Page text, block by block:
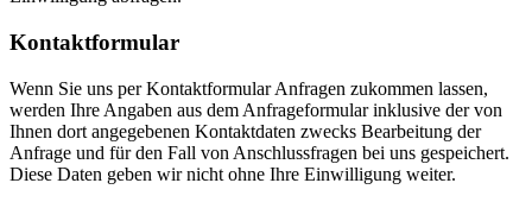
Kontaktformular
Wenn Sie uns per Kontaktformular Anfragen zukommen lassen,
werden Ihre Angaben aus dem Anfrageformular inklusive der von
Ihnen dort angegebenen Kontaktdaten zwecks Bearbeitung der
Anfrage und für den Fall von Anschlussfragen bei uns gespeichert.
Diese Daten geben wir nicht ohne Ihre Einwilligung weiter.